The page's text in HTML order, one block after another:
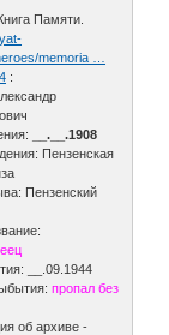
Памяти.
memoria …
:
__.__.1908
Пензенская
Пензенский
__.09.1944
пропал без
об архиве -